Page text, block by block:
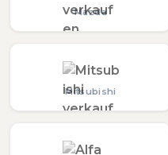
Mazda
Mitsubishi